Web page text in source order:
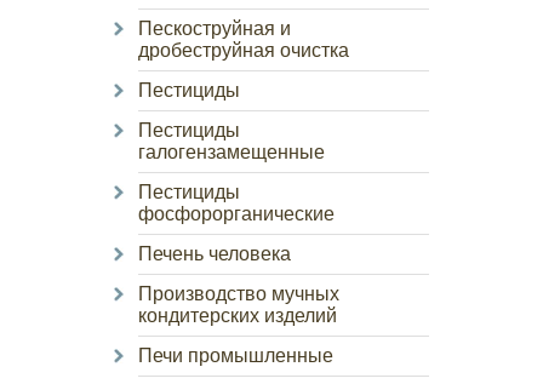
Пескоструйная и
дробеструйная очистка
Пестициды
Пестициды
галогензамещенные
Пестициды
фосфорорганические
Печень человека
Производство мучных
кондитерских изделий
Печи промышленные